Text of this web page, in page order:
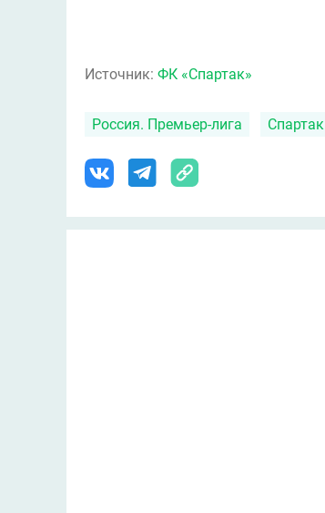
Источник: ФК «Спартак»
Россия. Премьер-лига Спартак